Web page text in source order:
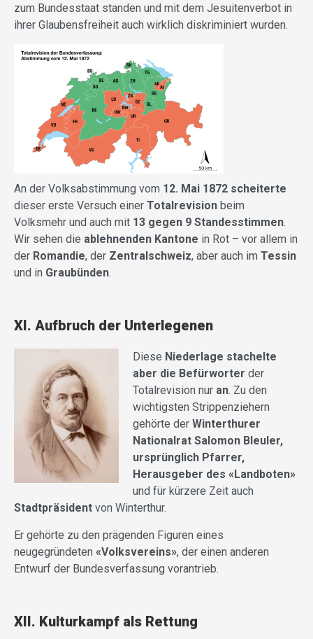
zum Bundesstaat standen und mit dem Jesuitenverbot in
ihrer Glaubensfreiheit auch wirklich diskriminiert wurden.
An der Volksabstimmung vom 12. Mai 1872 scheiterte
dieser erste Versuch einer Totalrevision beim
Volksmehr und auch mit 13 gegen 9 Standesstimmen.
Wir sehen die ablehnenden Kantone in Rot – vor allem in
der Romandie, der Zentralschweiz, aber auch im Tessin
und in Graubünden.
XI. Aufbruch der Unterlegenen
Diese Niederlage stachelte
aber die Befürworter der
Totalrevision nur an. Zu den
wichtigsten Strippenziehern
gehörte der Winterthurer
Nationalrat Salomon Bleuler,
ursprünglich Pfarrer,
Herausgeber des «Landboten»
und für kürzere Zeit auch
Stadtpräsident von Winterthur.
Er gehörte zu den prägenden Figuren eines
neugegründeten «Volksvereins», der einen anderen
Entwurf der Bundesverfassung vorantrieb.
XII. Kulturkampf als Rettung